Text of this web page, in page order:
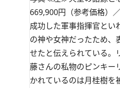
669,900円（参考価格）
成功した軍事指揮官とい
の神や女神だったため、
せたと伝えられている
藤さんの私物のピンキー
かれているのは月桂樹を